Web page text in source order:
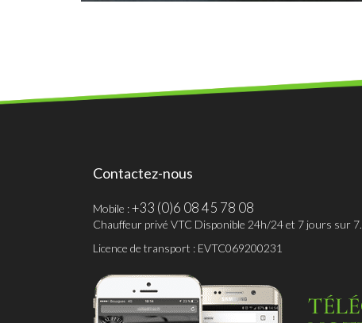
Contactez-nous
Mobile :+33 (0)6 08 45 78 08
Chauffeur privé VTC Disponible 24h/24 et 7 jours sur 7.
Licence de transport : EVTC069200231